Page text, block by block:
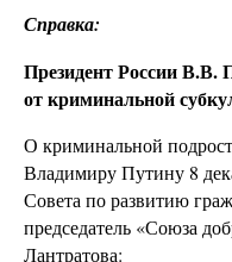
Справка:
Президент России В.В.
от криминальной
О криминальной
Владимиру Путину 8
Совета по развитию
председатель «Союза
Лантратова: